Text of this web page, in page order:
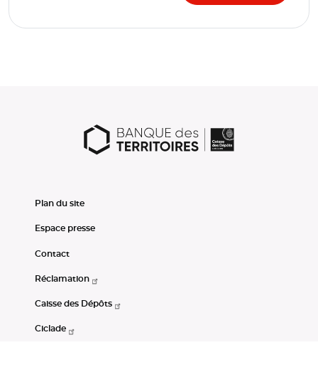
Plan du site
Espace presse
Contact
Réclamation
Caisse des Dépôts
Ciclade